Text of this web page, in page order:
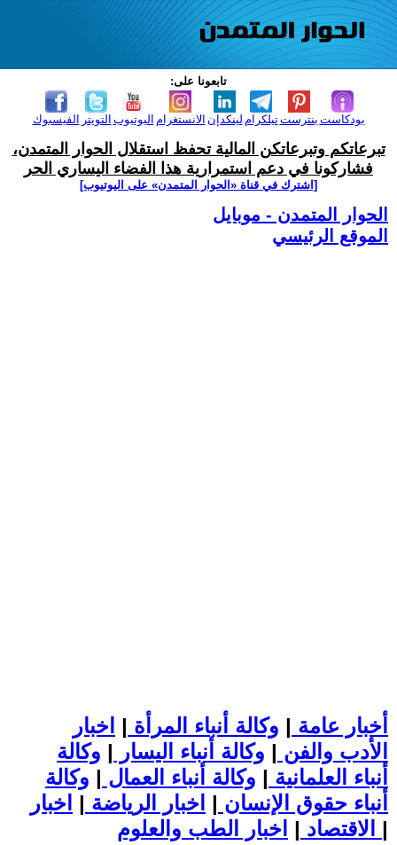
تابعونا على:
الفيسبوك التويتر اليوتيوب الانستغرام لينكدإن تيلكرامبنترست بودكاست
تبرعاتكم وتبرعاتكن المالية تحفظ استقلال الحوار المتمدن،
فشاركونا في دعم استمرارية هذا الفضاء اليساري الحر
[اشترك في قناة ‫«الحوار المتمدن» على اليوتيوب]
الحوار المتمدن - موبايل
الموقع الرئيسي
أخبار عامة | وكالة أنباء المرأة | اخبار
الأدب والفن | وكالة أنباء اليسار | وكالة
أنباء العلمانية | وكالة أنباء العمال | وكالة
أنباء حقوق الإنسان | اخبار الرياضة | اخبار
الاقتصاد | |